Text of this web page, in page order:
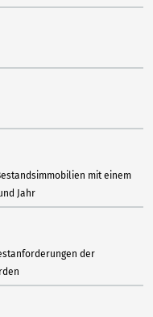
mit einem
Jahr
der